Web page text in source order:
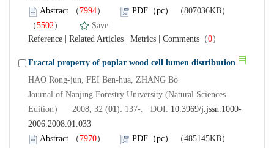
Abstract （ 7994） PDF（pc）
（807036KB）
（5502）
Save
Reference
Related Articles Metrics Comments （0）
Fractal property of poplar wood cell lumen distribution
HAO Rong-jun, FEI Ben-hua, ZHANG Bo
Journal of Nanjing Forestry University (Natural Sciences
Edition） 2008, 32 (01): 137-. DOI: 10.3969/j.jssn.1000-
2006.2008.01.033
Abstract （ 7970） PDF（pc）
（485145KB）